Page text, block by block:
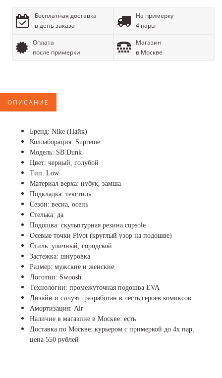
Бесплатная доставка
в день заказа
На примерку
4 пары
Оплата
после примерки
Магазин
в Москве
ОПИСАНИЕ
Бренд: Nike (Найк)
Коллаборация: Supreme
Модель: SB Dunk
Цвет: черный, голубой
Тип: Low
Материал верха: нубук, замша
Подкладка: текстиль
Сезон: весна, осень
Стелька: да
Подошва: скульптурная резина cupsole
Осевые точки Pivot (круглый узор на подошве)
Стиль: уличный, городской
Застежка: шнуровка
Размер: мужские и женские
Логотип: Swoosh
Технологии: промежуточная подошва EVA
Дизайн и силуэт: разработан в честь героев комиксов
Амортизация: Air
Наличие в магазине в Москве: есть
Доставка по Москве: курьером с примеркой до 4х пар,
цена 550 рублей